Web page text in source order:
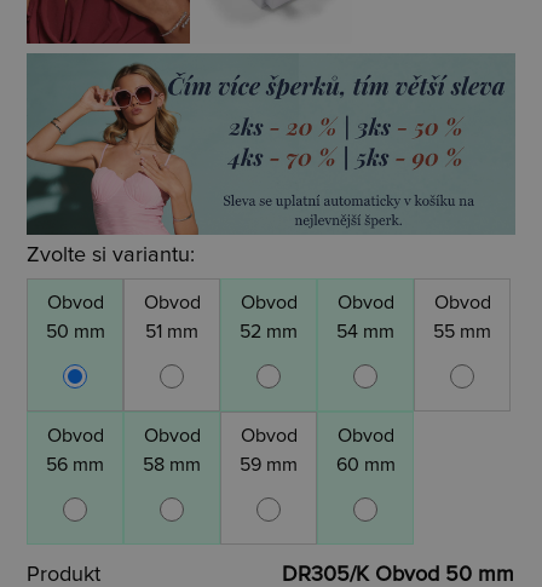
Zvolte si variantu:
Obvod
50 mm
Obvod
51 mm
Obvod
52 mm
Obvod
54 mm
Obvod
55 mm
Obvod
56 mm
Obvod
58 mm
Obvod
59 mm
Obvod
60 mm
Produkt DR305/K Obvod 50 mm